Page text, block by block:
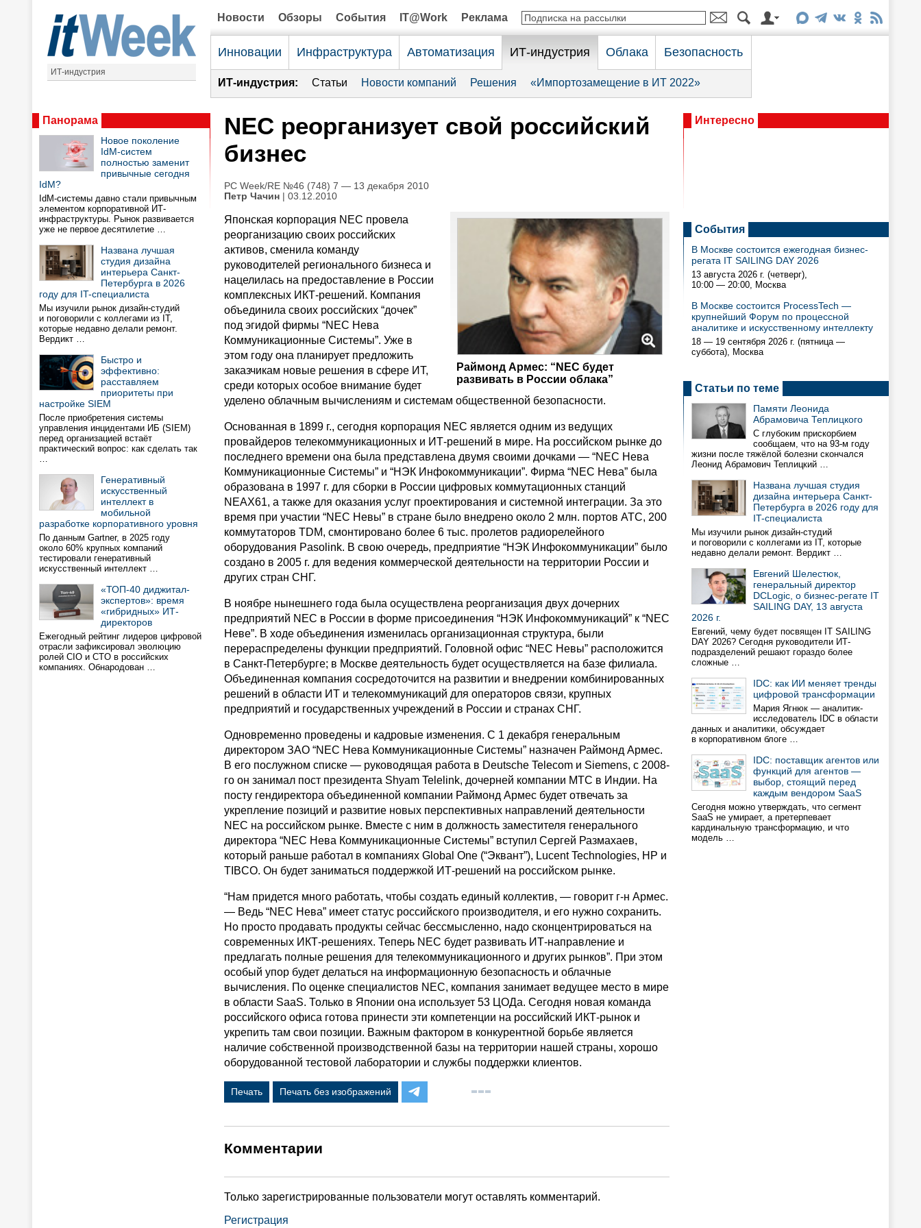
ИТ-индустрия
Новости Обзоры События IT@Work Реклама
Инновации Инфраструктура Автоматизация ИТ-индустрия Облака Безопасность
ИТ-индустрия: Статьи Новости компаний Решения «Импортозамещение в ИТ 2022»
Панорама
Новое поколение
IdM-систем
полностью заменит
привычные сегодня
IdM?
IdM-системы давно стали привычным
элементом корпоративной ИТ-
инфраструктуры. Рынок развивается
уже не первое десятилетие …
Названа лучшая
студия дизайна
интерьера Санкт-
Петербурга в 2026
году для IT-специалиста
Мы изучили рынок дизайн-студий
и поговорили с коллегами из IT,
которые недавно делали ремонт.
Вердикт …
Быстро и
эффективно:
расставляем
приоритеты при
настройке SIEM
После приобретения системы
управления инцидентами ИБ (SIEM)
перед организацией встаёт
практический вопрос: как сделать так
…
Генеративный
искусственный
интеллект в
мобильной
разработке корпоративного уровня
По данным Gartner, в 2025 году
около 60% крупных компаний
тестировали генеративный
искусственный интеллект …
«ТОП-40 диджитал-
экспертов»: время
«гибридных» ИТ-
директоров
Ежегодный рейтинг лидеров цифровой
отрасли зафиксировал эволюцию
ролей CIO и CTO в российских
компаниях. Обнародован …
NEC реорганизует свой российский
бизнес
PC Week/RE №46 (748) 7 — 13 декабря 2010
Петр Чачин | 03.12.2010
Раймонд Армес: “NEC будет
развивать в России облака”
Японская корпорация NEC провела
реорганизацию своих российских
активов, сменила команду
руководителей регионального бизнеса и
нацелилась на предоставление в России
комплексных ИКТ-решений. Компания
объединила своих российских “дочек”
под эгидой фирмы “NEC Нева
Коммуникационные Системы”. Уже в
этом году она планирует предложить
заказчикам новые решения в сфере ИТ,
среди которых особое внимание будет
уделено облачным вычислениям и системам общественной безопасности.
Основанная в 1899 г., сегодня корпорация NEC является одним из ведущих
провайдеров телекоммуникационных и ИТ-решений в мире. На российском рынке до
последнего времени она была представлена двумя своими дочками — “NEC Нева
Коммуникационные Системы” и “НЭК Инфокоммуникации”. Фирма “NEC Нева” была
образована в 1997 г. для сборки в России цифровых коммутационных станций
NEAX61, а также для оказания услуг проектирования и системной интеграции. За это
время при участии “NEC Невы” в стране было внедрено около 2 млн. портов АТС, 200
коммутаторов TDM, смонтировано более 6 тыс. пролетов радиорелейного
оборудования Pasolink. В свою очередь, предприятие “НЭК Инфокоммуникации” было
создано в 2005 г. для ведения коммерческой деятельности на территории России и
других стран СНГ.
В ноябре нынешнего года была осуществлена реорганизация двух дочерних
предприятий NEC в России в форме присоединения “НЭК Инфокоммуникаций” к “NEC
Неве”. В ходе объединения изменилась организационная структура, были
перераспределены функции предприятий. Головной офис “NEC Невы” расположится
в Санкт-Петербурге; в Москве деятельность будет осуществляется на базе филиала.
Объединенная компания сосредоточится на развитии и внедрении комбинированных
решений в области ИТ и телекоммуникаций для операторов связи, крупных
предприятий и государственных учреждений в России и странах СНГ.
Одновременно проведены и кадровые изменения. С 1 декабря генеральным
директором ЗАО “NEC Нева Коммуникационные Системы” назначен Раймонд Армес.
В его послужном списке — руководящая работа в Deutsche Telecom и Siemens, с 2008-
го он занимал пост президента Shyam Telelink, дочерней компании МТС в Индии. На
посту гендиректора объединенной компании Раймонд Армес будет отвечать за
укрепление позиций и развитие новых перспективных направлений деятельности
NEC на российском рынке. Вместе с ним в должность заместителя генерального
директора “NEC Нева Коммуникационные Системы” вступил Сергей Размахаев,
который раньше работал в компаниях Global One (“Эквант”), Lucent Technologies, НР и
TIBCO. Он будет заниматься поддержкой ИТ-решений на российском рынке.
“Нам придется много работать, чтобы создать единый коллектив, — говорит г-н Армес.
— Ведь “NEC Нева” имеет статус российского производителя, и его нужно сохранить.
Но просто продавать продукты сейчас бессмысленно, надо сконцентрироваться на
современных ИКТ-решениях. Теперь NEC будет развивать ИТ-направление и
предлагать полные решения для телекоммуникационного и других рынков”. При этом
особый упор будет делаться на информационную безопасность и облачные
вычисления. По оценке специалистов NEC, компания занимает ведущее место в мире
в области SaaS. Только в Японии она использует 53 ЦОДа. Сегодня новая команда
российского офиса готова принести эти компетенции на российский ИКТ-рынок и
укрепить там свои позиции. Важным фактором в конкурентной борьбе является
наличие собственной производственной базы на территории нашей страны, хорошо
оборудованной тестовой лаборатории и службы поддержки клиентов.
Печать Печать без изображений
Комментарии
Только зарегистрированные пользователи могут оставлять комментарий.
Регистрация
Интересно
События
В Москве состоится ежегодная бизнес-
регата IT SAILING DAY 2026
13 августа 2026 г. (четверг),
10:00 — 20:00, Москва
В Москве состоится ProcessTech —
крупнейший Форум по процессной
аналитике и искусственному интеллекту
18 — 19 сентября 2026 г. (пятница —
суббота), Москва
Статьи по теме
Памяти Леонида
Абрамовича Теплицкого
С глубоким прискорбием
сообщаем, что на 93-м году
жизни после тяжёлой болезни скончался
Леонид Абрамович Теплицкий …
Названа лучшая студия
дизайна интерьера Санкт-
Петербурга в 2026 году для
IT-специалиста
Мы изучили рынок дизайн-студий
и поговорили с коллегами из IT, которые
недавно делали ремонт. Вердикт …
Евгений Шелестюк,
генеральный директор
DCLogic, о бизнес-регате IT
SAILING DAY, 13 августа
2026 г.
Евгений, чему будет посвящен IT SAILING
DAY 2026? Сегодня руководители ИТ-
подразделений решают гораздо более
сложные …
IDC: как ИИ меняет тренды
цифровой трансформации
Мария Ягнюк — аналитик-
исследователь IDC в области
данных и аналитики, обсуждает
в корпоративном блоге …
IDC: поставщик агентов или
функций для агентов —
выбор, стоящий перед
каждым вендором SaaS
Сегодня можно утверждать, что сегмент
SaaS не умирает, а претерпевает
кардинальную трансформацию, и что
модель …